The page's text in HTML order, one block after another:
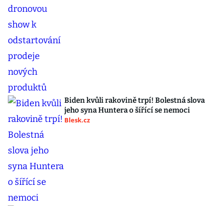
Biden kvůli rakovině trpí! Bolestná slova
jeho syna Huntera o šířící se nemoci
Blesk.cz